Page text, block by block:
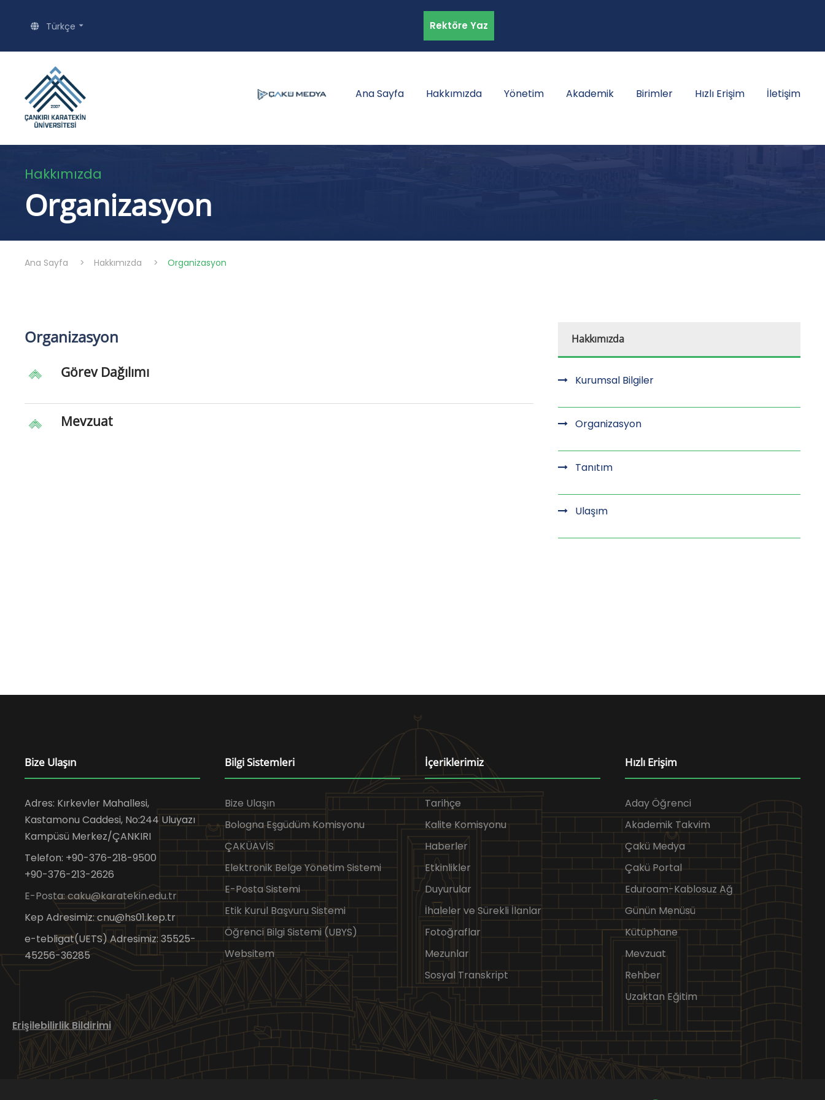
Türkçe Rektöre Yaz
Ana Sayfa Hakkımızda Yönetim Akademik Birimler Hızlı Erişim İletişim
Hakkımızda
Organizasyon
Ana Sayfa > Hakkımızda > Organizasyon
Organizasyon
Görev Dağılımı
Mevzuat
Hakkımızda
Kurumsal Bilgiler
Organizasyon
Tanıtım
Ulaşım
Bize Ulaşın
Adres: Kırkevler Mahallesi,
Kastamonu Caddesi, No:244 Uluyazı
Kampüsü Merkez/ÇANKIRI
Telefon: +90-376-218-9500
+90-376-213-2626
E-Posta: caku@karatekin.edu.tr
Kep Adresimiz: cnu@hs01.kep.tr
e-tebligat(UETS) Adresimiz: 35525-
45256-36285
Bilgi Sistemleri
Bize Ulaşın
Bologna Eşgüdüm Komisyonu
ÇAKÜAVİS
Elektronik Belge Yönetim Sistemi
E-Posta Sistemi
Etik Kurul Başvuru Sistemi
Öğrenci Bilgi Sistemi (UBYS)
Websitem
İçeriklerimiz
Tarihçe
Kalite Komisyonu
Haberler
Etkinlikler
Duyurular
İhaleler ve Sürekli İlanlar
Fotoğraflar
Mezunlar
Sosyal Transkript
Hızlı Erişim
Aday Öğrenci
Akademik Takvim
Çakü Medya
Çakü Portal
Eduroam-Kablosuz Ağ
Günün Menüsü
Kütüphane
Mevzuat
Rehber
Uzaktan Eğitim
Erişilebilirlik Bildirimi